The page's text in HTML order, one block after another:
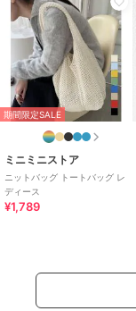
期間限定SALE
ミニミニストア
ニットバッグ トートバッグ レ
ディース
¥1,789